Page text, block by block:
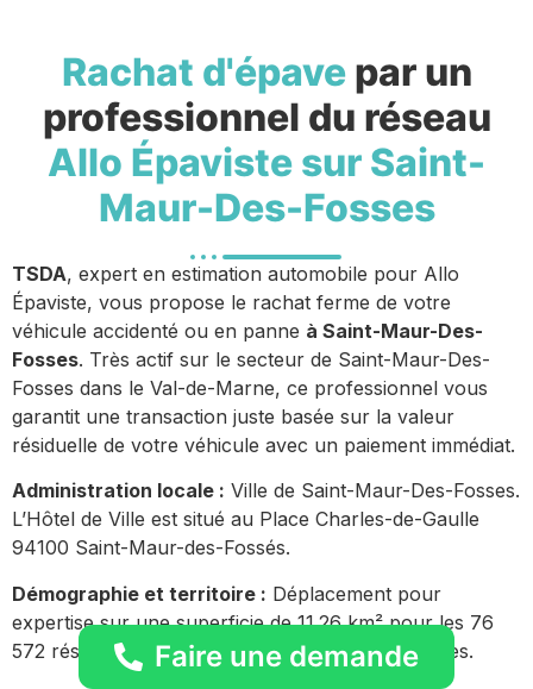
Rachat d'épavepar un
professionnel du réseau
Allo Épaviste sur Saint-
Maur-Des-Fosses
TSDA, expert en estimation automobile pour Allo
Épaviste, vous propose le rachat ferme de votre
véhicule accidenté ou en panne à Saint-Maur-Des-
Fosses. Très actif sur le secteur de Saint-Maur-Des-
Fosses dans le Val-de-Marne, ce professionnel vous
garantit une transaction juste basée sur la valeur
résiduelle de votre véhicule avec un paiement immédiat.
Administration locale : Ville de Saint-Maur-Des-Fosses.
L’Hôtel de Ville est situé au Place Charles-de-Gaulle
94100 Saint-Maur-des-Fossés.
Démographie et territoire : Déplacement pour
expertise sur une superficie de 11.26 km² pour les 76
572 résidents de la ville de Saint-Maur-Des-Fosses.
Faire une demande